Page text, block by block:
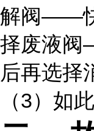
解阀——
择废液
后再选
（3）如